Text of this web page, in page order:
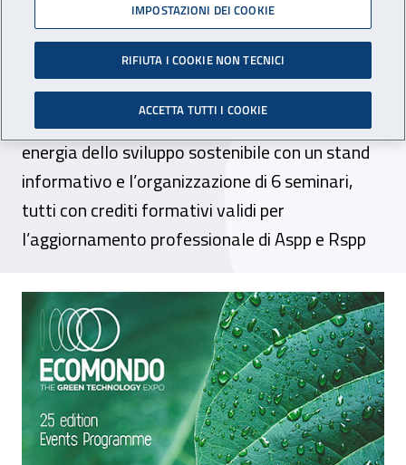
Evento – Ecomondo 2022
Rimini, dall'8 all'11 novembre 2022. L’Istituto
prende parte alla 25ma edizione della Fiera
internazionale sul recupero di materia ed
energia dello sviluppo sostenibile con un stand
informativo e l’organizzazione di 6 seminari,
tutti con crediti formativi validi per
l’aggiornamento professionale di Aspp e Rspp
Evento – Ecomondo 2022
IMPOSTAZIONI DEI COOKIE
RIFIUTA I COOKIE NON TECNICI
ACCETTA TUTTI I COOKIE